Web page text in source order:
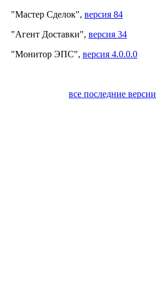
"Мастер Сделок", версия 84
"Агент Доставки", версия 34
"Монитор ЭПС", версия 4.0.0.0
все последние версии